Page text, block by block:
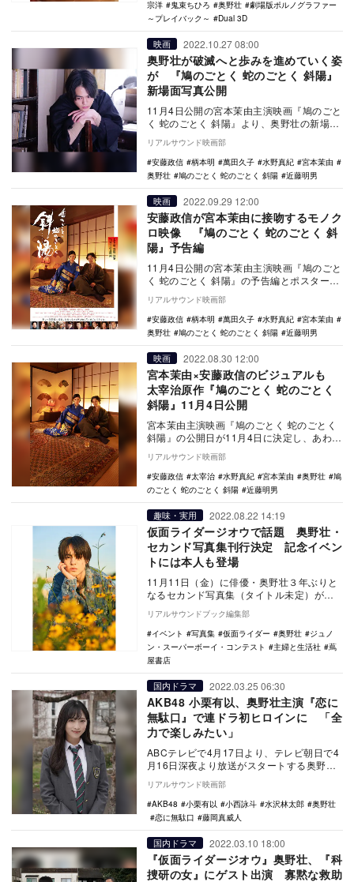
宗洋
鬼束ちひろ 奥野壮
劇場版ポルノグラファー
～プレイバック～
Dual 3D
映画 2022.10.27 08:00
奥野壮が破滅へと歩みを進めていく姿
が 『鳩のごとく 蛇のごとく 斜陽』
新場面写真公開
11月4日公開の宮本茉由主演映画『鳩のごと
く 蛇のごとく 斜陽』より、奥野壮の新場面
写真が公開された。 1947年に出版され…
リアルサウンド映画部
安藤政信
柄本明 萬田久子 水野真紀
宮本茉由
奥野壮
鳩のごとく 蛇のごとく 斜陽 近藤明男
映画 2022.09.29 12:00
安藤政信が宮本茉由に接吻するモノク
ロ映像 『鳩のごとく 蛇のごとく 斜
陽』予告編
11月4日公開の宮本茉由主演映画『鳩のごと
く 蛇のごとく 斜陽』の予告編とポスタービ
リアルサウンド映画部
安藤政信
柄本明 萬田久子 水野真紀
宮本茉由
奥野壮
鳩のごとく 蛇のごとく 斜陽 近藤明男
映画 2022.08.30 12:00
宮本茉由×安藤政信のビジュアルも
太宰治原作『鳩のごとく 蛇のごとく
斜陽』11月4日公開
宮本茉由主演映画『鳩のごとく 蛇のごとく
斜陽』の公開日が11月4日に決定し、あわせ
リアルサウンド映画部
安藤政信
太宰治 水野真紀 宮本茉由 奥野壮
鳩
のごとく 蛇のごとく 斜陽
近藤明男
趣味・実用 2022.08.22 14:19
仮面ライダージオウで話題 奥野壮・
セカンド写真集刊行決定 記念イベン
トには本人も登場
11月11日（金）に俳優・奥野壮３年ぶりと
なるセカンド写真集（タイトル未定）が主
婦と生活社より刊行されることが決定し
た。 そ…
リアルサウンドブック編集部
イベント
写真集 仮面ライダー 奥野壮
ジュノ
ン・スーパーボーイ・コンテスト
主婦と生活社
蔦
屋書店
国内ドラマ 2022.03.25 06:30
AKB48 小栗有以、奥野壮主演『恋に
無駄口』で連ドラ初ヒロインに 「全
力で楽しみたい」
ABCテレビで4月17日より、テレビ朝日で4
月16日深夜より放送がスタートする奥野壮
主演ドラマ『恋に無駄口』のヒロインとし
て、A…
リアルサウンド映画部
AKB48
小栗有以 小西詠斗 水沢林太郎
奥野壮
恋に無駄口
藤岡真威人
国内ドラマ 2022.03.10 18:00
『仮面ライダージオウ』奥野壮、『科
捜研の女』にゲスト出演 寡黙な救助